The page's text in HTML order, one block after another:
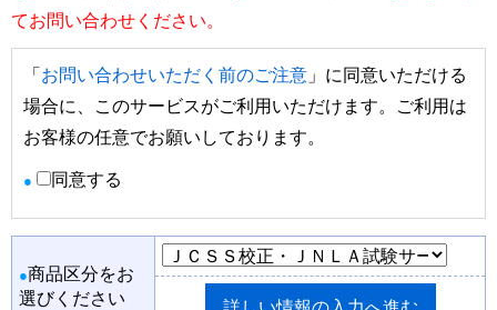
てお問い合わせください。
「 お問い合わせいただく前のご注意 」に同意いただける
場合に、このサービスがご利用いただけます。ご利用は
お客様の任意でお願いしております。
● 同意する
●商品区分をお
選びください